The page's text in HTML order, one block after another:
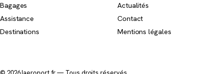
Bagages
Assistance
Destinations
Actualités
Contact
Mentions légales